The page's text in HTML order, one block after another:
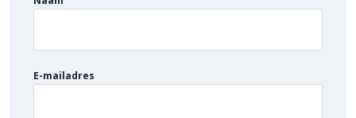
tegels.
E-mailadres